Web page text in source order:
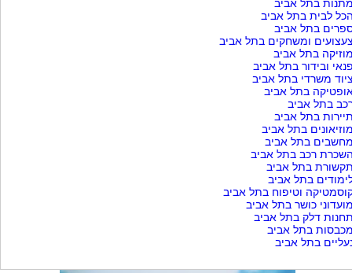
בתל אביב
לבית בתל אביב
בתל אביב
ומשחקים בתל אביב
בתל אביב
ובידור בתל אביב
משרדי בתל אביב
בתל אביב
בתל אביב
בתל אביב
בתל אביב
בתל אביב
רכב בתל אביב
בתל אביב
בתל אביב
וטיפוח בתל אביב
כושר בתל אביב
דלק בתל אביב
בתל אביב
בתל אביב